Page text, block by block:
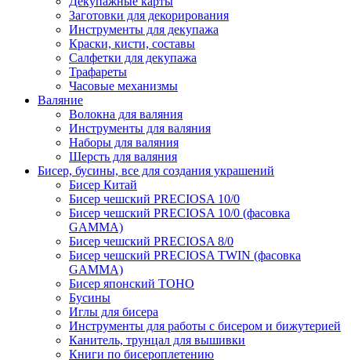
Заготовки для декорирования
Инструменты для декупажа
Краски, кисти, составы
Салфетки для декупажа
Трафареты
Часовые механизмы
Валяние
Волокна для валяния
Инструменты для валяния
Наборы для валяния
Шерсть для валяния
Бисер, бусины, все для создания украшений
Бисер Китай
Бисер чешский PRECIOSA 10/0
Бисер чешский PRECIOSA 10/0 (фасовка
GAMMA)
Бисер чешский PRECIOSA 8/0
Бисер чешский PRECIOSA TWIN (фасовка
GAMMA)
Бисер японский TOHO
Бусины
Иглы для бисера
Инструменты для работы с бисером и бижутерией
Канитель, трунцал для вышивки
Книги по бисероплетению